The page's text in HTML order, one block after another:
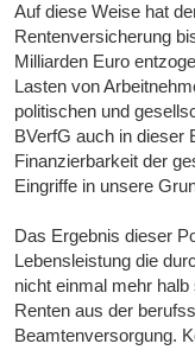
Auf diese Weise hat
Rentenversicherung
Milliarden Euro
Lasten von
politischen und
BVerfG auch in dieser
Finanzierbarkeit der
Eingriffe in unsere
Das Ergebnis dieser
Lebensleistung die
nicht einmal mehr
Renten aus der
Beamtenversorgung.